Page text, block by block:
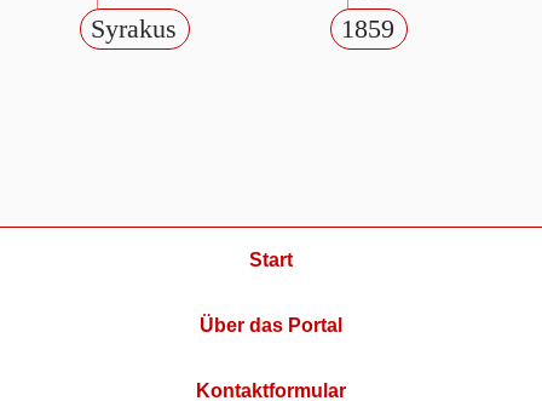
Syrakus 1859
Start
Über das Portal
Kontaktformular